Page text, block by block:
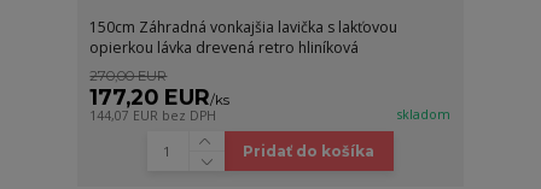
150cm Záhradná vonkajšia lavička s lakťovou
opierkou lávka drevená retro hliníková
270,00 EUR
177,20 EUR/ks
144,07 EUR bez DPH skladom
Pridať do košíka